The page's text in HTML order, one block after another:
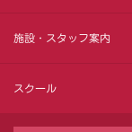
施設・スタッフ案内
スクール